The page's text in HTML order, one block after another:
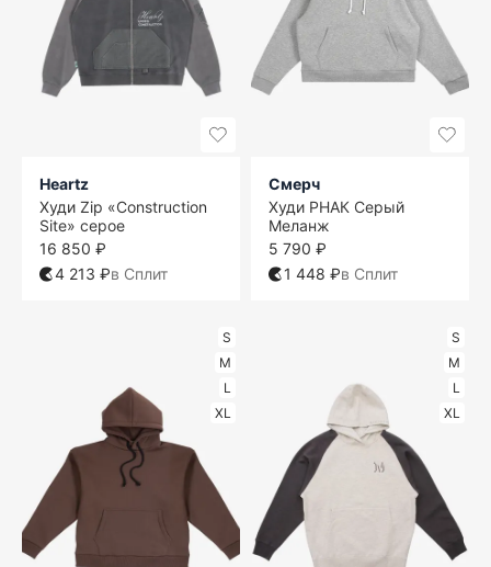
Heartz
Худи Zip «Construction
Site» серое
16 850 ₽
4 213 ₽в Сплит
Смерч
Худи РНАК Серый
Меланж
5 790 ₽
1 448 ₽в Сплит
S
M
L
XL
S
M
L
XL